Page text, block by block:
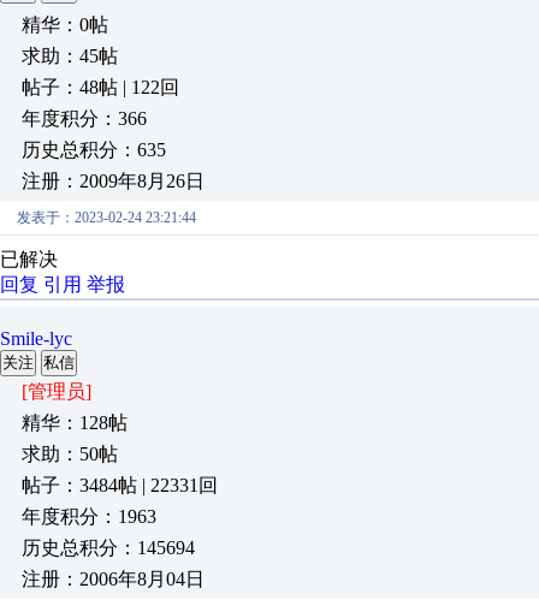
精华：0帖
求助：45帖
帖子：48帖 | 122回
年度积分：366
历史总积分：635
注册：2009年8月26日
发表于：2023-02-24 23:21:44
已解决
回复 引用 举报
Smile-lyc
关注 私信
[管理员]
精华：128帖
求助：50帖
帖子：3484帖 | 22331回
年度积分：1963
历史总积分：145694
注册：2006年8月04日